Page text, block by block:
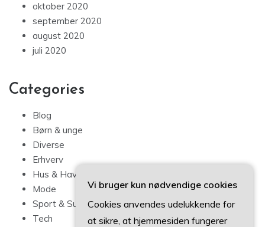
oktober 2020
september 2020
august 2020
juli 2020
Categories
Blog
Børn & unge
Diverse
Erhverv
Hus & Have
Mode
Sport & Sundhed
Tech
Vi bruger kun nødvendige cookies
Cookies anvendes udelukkende for
at sikre, at hjemmesiden fungerer